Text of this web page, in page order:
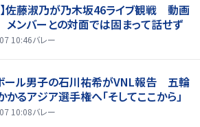
】佐藤淑乃が乃木坂46ライブ観戦 動画
ンバーとの対面では固まって話せず
10:46バレー
ール男子の石川祐希がVNL報告 五輪
るアジア選手権へ「そしてここから」
10:08バレー